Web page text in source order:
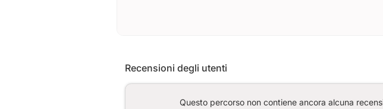
Recensioni degli utenti
Questo percorso non contiene ancora alcuna